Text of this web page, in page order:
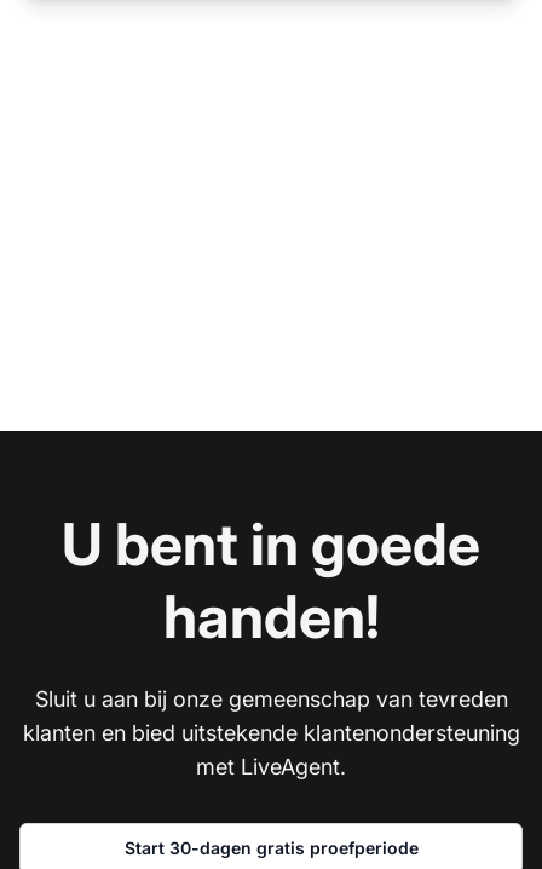
U bent in goede
handen!
Sluit u aan bij onze gemeenschap van tevreden
klanten en bied uitstekende klantenondersteuning
met LiveAgent.
Start 30-dagen gratis proefperiode